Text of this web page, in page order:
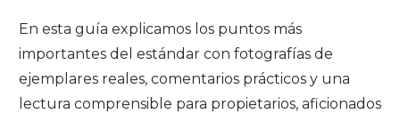
En esta guía explicamos los puntos más
importantes del estándar con fotografías de
ejemplares reales, comentarios prácticos y una
lectura comprensible para propietarios, aficionados